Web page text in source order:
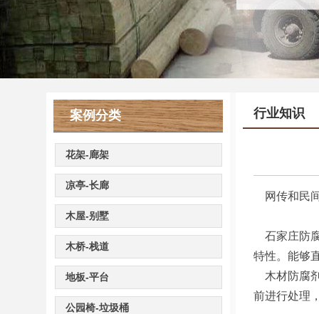
案例分类
花架-廊架
凉亭-长廊
木屋-别墅
木桥-栈道
地板-平台
公园椅-垃圾桶
行业知识
网传和民
石家庄防
特性。能够
木材防腐
前进行处理